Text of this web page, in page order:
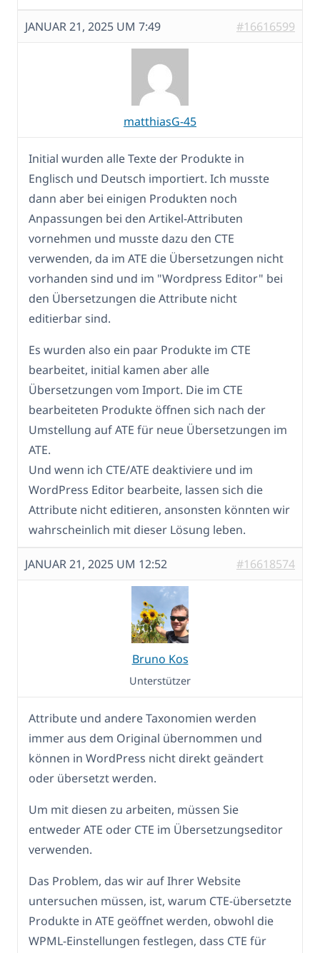
JANUAR 21, 2025 UM 7:49 #16616599
matthiasG-45
Initial wurden alle Texte der Produkte in
Englisch und Deutsch importiert. Ich musste
dann aber bei einigen Produkten noch
Anpassungen bei den Artikel-Attributen
vornehmen und musste dazu den CTE
verwenden, da im ATE die Übersetzungen nicht
vorhanden sind und im "Wordpress Editor" bei
den Übersetzungen die Attribute nicht
editierbar sind.
Es wurden also ein paar Produkte im CTE
bearbeitet, initial kamen aber alle
Übersetzungen vom Import. Die im CTE
bearbeiteten Produkte öffnen sich nach der
Umstellung auf ATE für neue Übersetzungen im
ATE.
Und wenn ich CTE/ATE deaktiviere und im
WordPress Editor bearbeite, lassen sich die
Attribute nicht editieren, ansonsten könnten wir
wahrscheinlich mit dieser Lösung leben.
JANUAR 21, 2025 UM 12:52 #16618574
Bruno Kos
Unterstützer
Attribute und andere Taxonomien werden
immer aus dem Original übernommen und
können in WordPress nicht direkt geändert
oder übersetzt werden.
Um mit diesen zu arbeiten, müssen Sie
entweder ATE oder CTE im Übersetzungseditor
verwenden.
Das Problem, das wir auf Ihrer Website
untersuchen müssen, ist, warum CTE-übersetzte
Produkte in ATE geöffnet werden, obwohl die
WPML-Einstellungen festlegen, dass CTE für